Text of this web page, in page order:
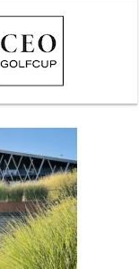
der